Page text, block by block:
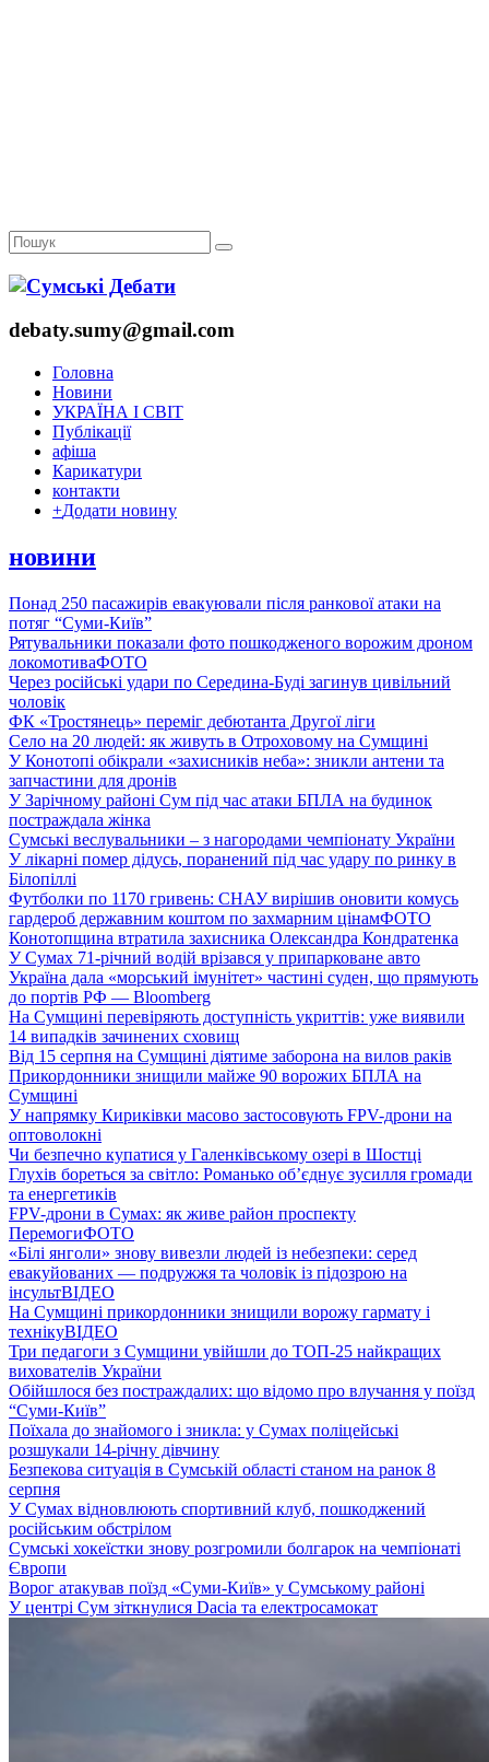
debaty.sumy@gmail.com
Головна
Новини
УКРАЇНА І СВІТ
Публікації
афіша
Карикатури
контакти
+Додати новину
новини
Понад 250 пасажирів евакуювали після ранкової атаки на
потяг “Суми-Київ”
Рятувальники показали фото пошкодженого ворожим дроном
локомотиваФОТО
Через російські удари по Середина-Буді загинув цивільний
чоловік
ФК «Тростянець» переміг дебютанта Другої ліги
Село на 20 людей: як живуть в Отроховому на Сумщині
У Конотопі обікрали «захисників неба»: зникли антени та
запчастини для дронів
У Зарічному районі Сум під час атаки БПЛА на будинок
постраждала жінка
Сумські веслувальники – з нагородами чемпіонату України
У лікарні помер дідусь, поранений під час удару по ринку в
Білопіллі
Футболки по 1170 гривень: СНАУ вирішив оновити комусь
гардероб державним коштом по захмарним цінамФОТО
Конотопщина втратила захисника Олександра Кондратенка
У Сумах 71-річний водій врізався у припарковане авто
Україна дала «морський імунітет» частині суден, що прямують
до портів РФ — Bloomberg
На Сумщині перевіряють доступність укриттів: уже виявили
14 випадків зачинених сховищ
Від 15 серпня на Сумщині діятиме заборона на вилов раків
Прикордонники знищили майже 90 ворожих БПЛА на
Сумщині
У напрямку Кириківки масово застосовують FPV-дрони на
оптоволокні
Чи безпечно купатися у Галенківському озері в Шостці
Глухів бореться за світло: Романько об’єднує зусилля громади
та енергетиків
FPV-дрони в Сумах: як живе район проспекту
ПеремогиФОТО
«Білі янголи» знову вивезли людей із небезпеки: серед
евакуйованих — подружжя та чоловік із підозрою на
інсультВІДЕО
На Сумщині прикордонники знищили ворожу гармату і
технікуВІДЕО
Три педагоги з Сумщини увійшли до ТОП-25 найкращих
вихователів України
Обійшлося без постраждалих: що відомо про влучання у поїзд
“Суми-Київ”
Поїхала до знайомого і зникла: у Сумах поліцейські
розшукали 14-річну дівчину
Безпекова ситуація в Сумській області станом на ранок 8
серпня
У Сумах відновлюють спортивний клуб, пошкоджений
російським обстрілом
Сумські хокеїстки знову розгромили болгарок на чемпіонаті
Європи
Ворог атакував поїзд «Суми-Київ» у Сумському районі
У центрі Сум зіткнулися Dacia та електросамокат